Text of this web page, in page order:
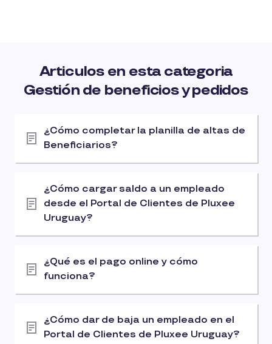
Articulos en esta categoria
Gestión de beneficios y pedidos
¿Cómo completar la planilla de altas de
Beneficiarios?
¿Cómo cargar saldo a un empleado
desde el Portal de Clientes de Pluxee
Uruguay?
¿Qué es el pago online y cómo
funciona?
¿Cómo dar de baja un empleado en el
Portal de Clientes de Pluxee Uruguay?